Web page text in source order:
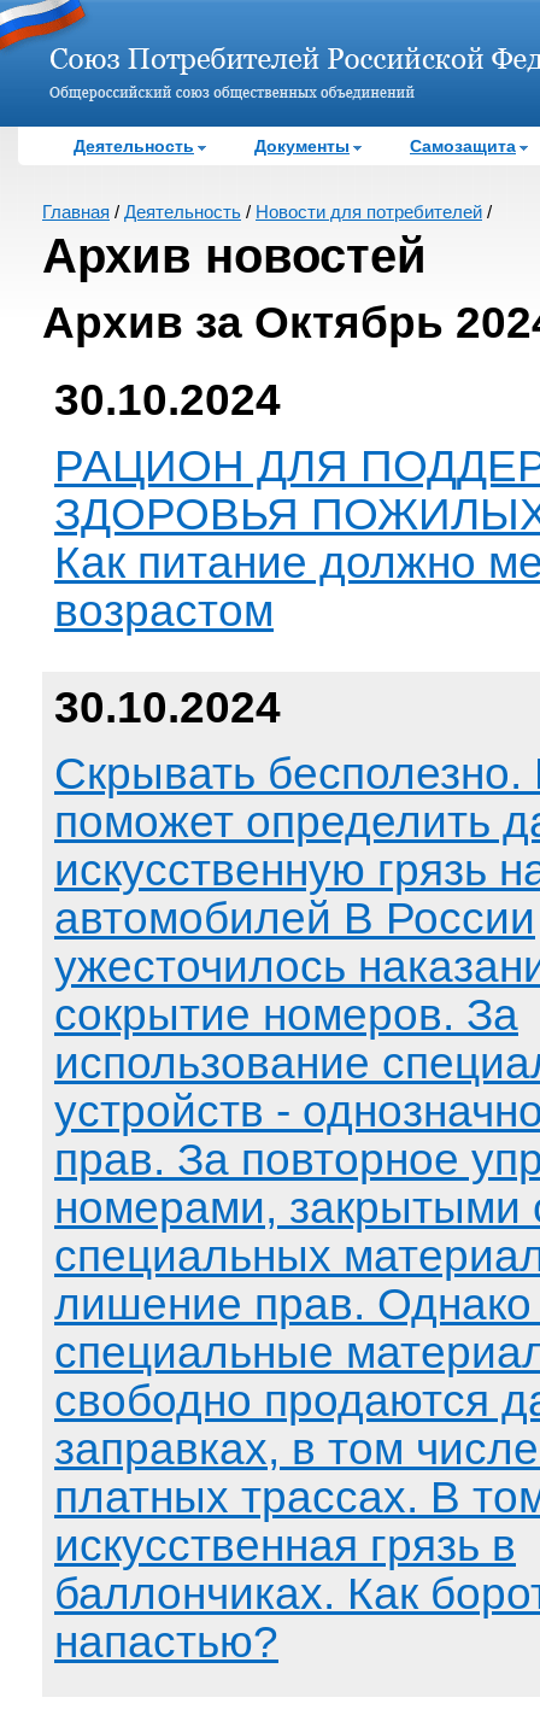
Деятельность Документы Самозащита
Главная / Деятельность / Новости для потребителей /
Архив новостей
Архив за Октябрь
30.10.2024
РАЦИОН ДЛЯ
ЗДОРОВЬЯ
Как питание должно
возрастом
30.10.2024
Скрывать бесполезно.
поможет определить
искусственную грязь
автомобилей В России
ужесточилось
сокрытие номеров. За
использование
устройств -
прав. За повторное
номерами,
специальных
лишение прав. Однако
специальные
свободно продаются
заправках, в том
платных трассах. В
искусственная грязь в
баллончиках. Как
напастью?